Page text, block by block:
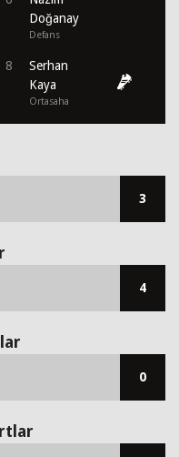
Doğanay
Defans
8
Serhan
Kaya
Ortasaha
3
4
0